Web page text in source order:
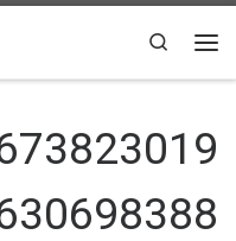
Search